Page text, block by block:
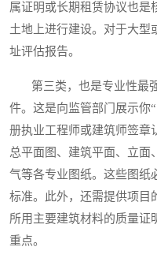
属证明或长期租赁协议也是
土地上进行建设。对于大型
址评估报告。
第三类，也是专业性最强
件。这是向监管部门展示你
册执业工程师或建筑师签章
总平面图、建筑平面、立面
气等各专业图纸。这些图纸
标准。此外，还需提供项目
所用主要建筑材料的质量证
重点。